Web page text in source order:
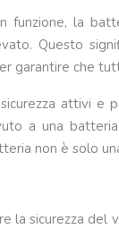
la
Questo
che
attivi e
a una
non è solo
sicurezza del